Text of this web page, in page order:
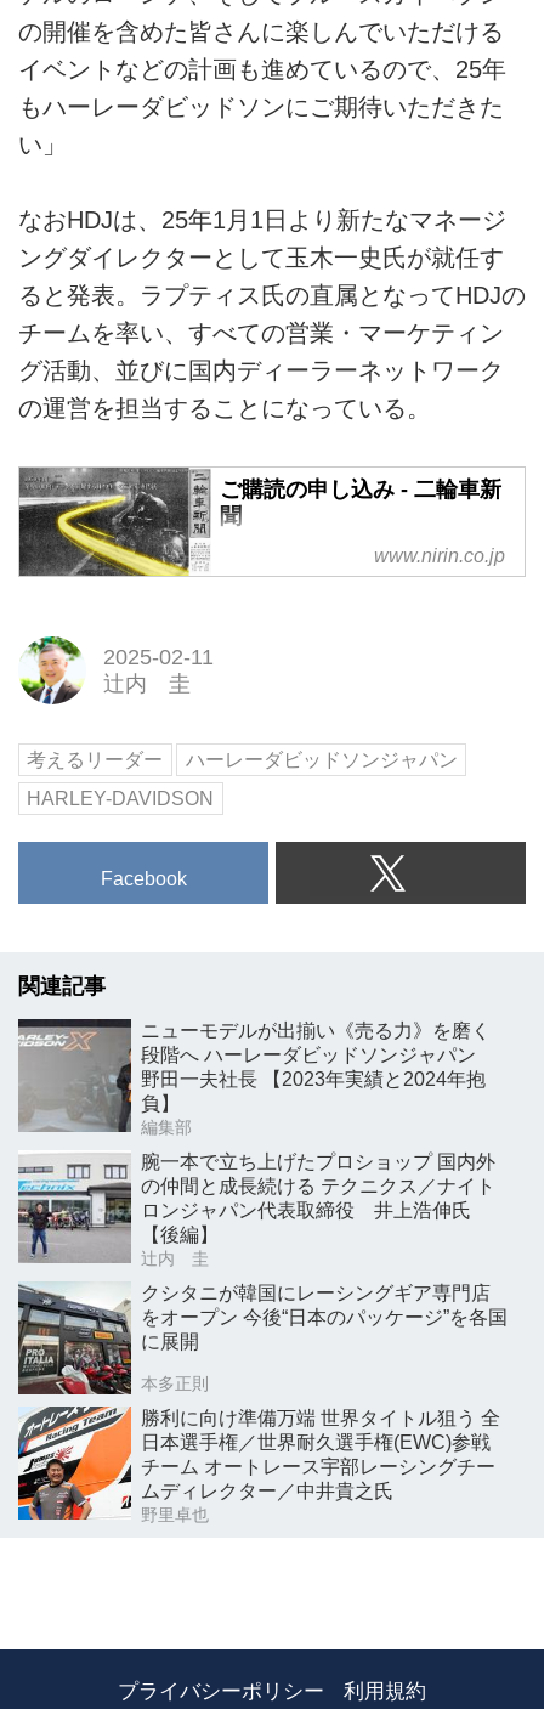
の開催を含めた皆さんに楽しんでいただける
イベントなどの計画も進めているので、25年
もハーレーダビッドソンにご期待いただきた
い」
なおHDJは、25年1月1日より新たなマネージ
ングダイレクターとして玉木一史氏が就任す
ると発表。ラプティス氏の直属となってHDJの
チームを率い、すべての営業・マーケティン
グ活動、並びに国内ディーラーネットワーク
の運営を担当することになっている。
ご購読の申し込み - 二輪車新
聞
www.nirin.co.jp
2025-02-11
辻内 圭
考えるリーダー
ハーレーダビッドソンジャパン
HARLEY-DAVIDSON
Facebook
関連記事
ニューモデルが出揃い《売る力》を磨く
段階へ ハーレーダビッドソンジャパン
野田一夫社長 【2023年実績と2024年抱
負】
編集部
腕一本で立ち上げたプロショップ 国内外
の仲間と成長続ける テクニクス／ナイト
ロンジャパン代表取締役 井上浩伸氏
【後編】
辻内 圭
クシタニが韓国にレーシングギア専門店
をオープン 今後“日本のパッケージ”を各国
に展開
本多正則
勝利に向け準備万端 世界タイトル狙う 全
日本選手権／世界耐久選手権(EWC)参戦
チーム オートレース宇部レーシングチー
ムディレクター／中井貴之氏
野里卓也
プライバシーポリシー 利用規約